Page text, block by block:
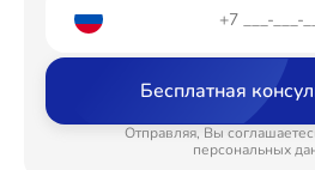
Бесплатная
Отправляя, Вы
персональных
Ремонт ТВ-
Ремонт